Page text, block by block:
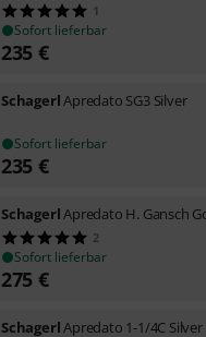
1
Sofort lieferbar
235 €
SchagerlApredato SG3 Silver
Sofort lieferbar
235 €
SchagerlApredato H. Gansch
2
Sofort lieferbar
275 €
SchagerlApredato 1-1/4C Silver